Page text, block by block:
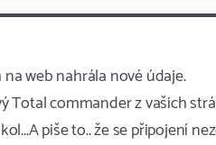
web nahrála nové údaje.
Total commander z vašich
piše to.. že se připojení